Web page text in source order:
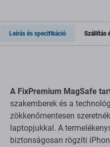
Leírás és specifikáció Szállítás
A FixPremium MagSafe
szakemberek és a
zökkenőmentesen
laptopjukkal. A
biztonságosan rögzíti